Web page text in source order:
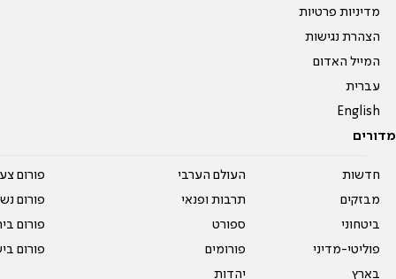
מדיניות פרטיות
הצהרת נגישות
המייל האדום
עברית
English
מדורים
חדשות
מבזקים
ביטחוני
פוליטי-מדיני
בארץ
העולם הערבי
תרבות ופנאי
ספורט
פורומים
יהדות
פורום
פורום
פורום
פורום